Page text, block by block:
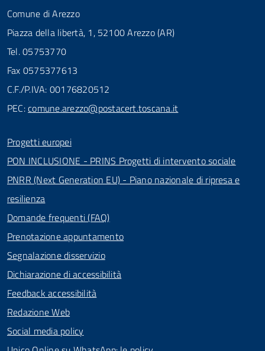
Comune di Arezzo
Piazza della libertà, 1, 52100 Arezzo (AR)
Tel. 05753770
Fax 0575377613
C.F./P.IVA: 00176820512
PEC:comune.arezzo@postacert.toscana.it
Progetti europei
PON INCLUSIONE - PRINS Progetti di intervento sociale
PNRR (Next Generation EU) - Piano nazionale di ripresa e
resilienza
Domande frequenti (FAQ)
Prenotazione appuntamento
Segnalazione disservizio
Dichiarazione di accessibilità
Feedback accessibilità
Redazione Web
Social media policy